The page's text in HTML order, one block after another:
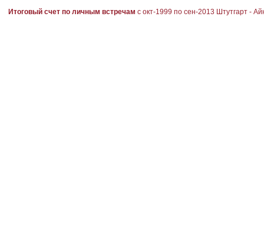
Итоговый счет по личным встречам с окт-1999 по сен-2013 Штутгарт -